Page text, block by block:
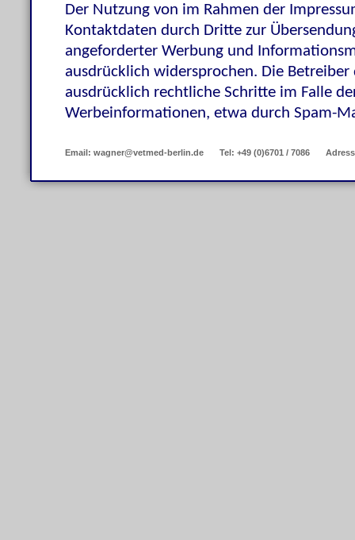
Der Nutzung von im Rahmen der
Kontaktdaten durch Dritte zur
angeforderter Werbung und
ausdrücklich widersprochen. Die
ausdrücklich rechtliche Schritte im Falle
Werbeinformationen, etwa durch Spam-
Email: wagner@vetmed-berlin.de Tel: +49 (0)6701 / 7086